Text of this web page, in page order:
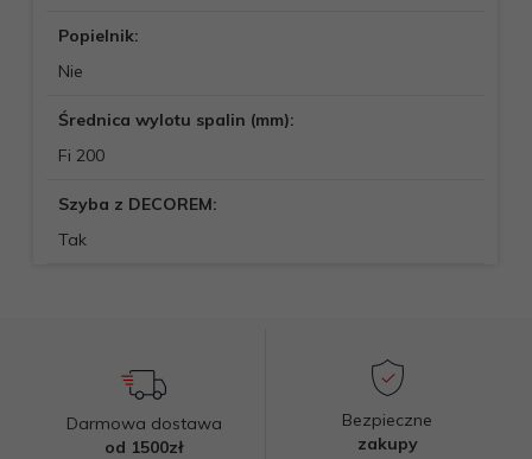
Popielnik:
Nie
Średnica wylotu spalin (mm):
Fi 200
Szyba z DECOREM:
Tak
Darmowa dostawa
od 1500zł
Bezpieczne
zakupy